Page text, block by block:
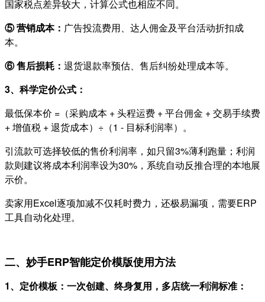
国家税点差异较大，计算公式也相应不同。
⑤ 营销成本： 广告投流费用、达人佣金及平台活动折扣成
本。
⑥ 售后损耗： 退货退款率预估、售后纠纷处理成本等。
3、科学定价公式：
最低保本价 =（采购成本 + 头程运费 + 平台佣金 + 交易手续费
+ 增值税 + 退货成本）÷（1 - 目标利润率）。
引流款可选择较低的售价利润率，如只留3%薄利跑量；利润
款则建议将成本利润率设为30%，系统自动反推合理的本地展
示价。
卖家用Excel逐项加减不仅耗时费力，还极易漏项，需要ERP
工具自动化处理。
二、妙手ERP智能定价模版使用方法
1、定价模板：一次创建、终身复用，多店统一利润标准：